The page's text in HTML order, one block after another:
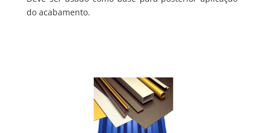
do acabamento.